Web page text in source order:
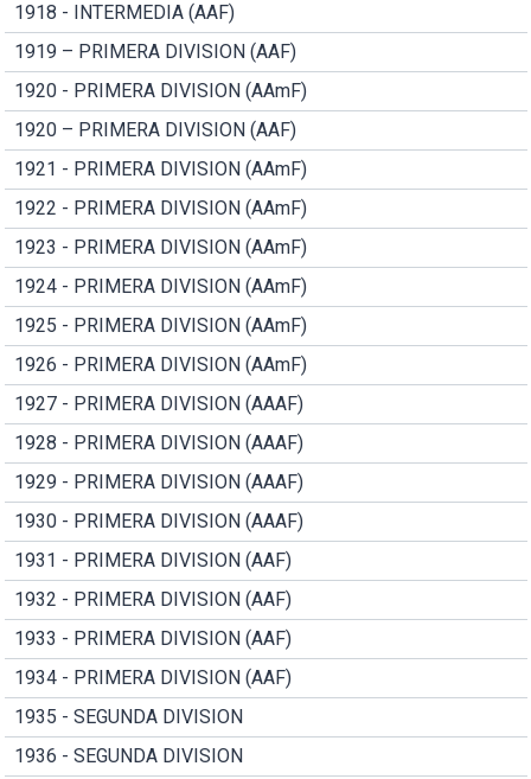
1918 - INTERMEDIA (AAF)
1919 – PRIMERA DIVISION (AAF)
1920 - PRIMERA DIVISION (AAmF)
1920 – PRIMERA DIVISION (AAF)
1921 - PRIMERA DIVISION (AAmF)
1922 - PRIMERA DIVISION (AAmF)
1923 - PRIMERA DIVISION (AAmF)
1924 - PRIMERA DIVISION (AAmF)
1925 - PRIMERA DIVISION (AAmF)
1926 - PRIMERA DIVISION (AAmF)
1927 - PRIMERA DIVISION (AAAF)
1928 - PRIMERA DIVISION (AAAF)
1929 - PRIMERA DIVISION (AAAF)
1930 - PRIMERA DIVISION (AAAF)
1931 - PRIMERA DIVISION (AAF)
1932 - PRIMERA DIVISION (AAF)
1933 - PRIMERA DIVISION (AAF)
1934 - PRIMERA DIVISION (AAF)
1935 - SEGUNDA DIVISION
1936 - SEGUNDA DIVISION